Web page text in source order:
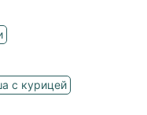
с курицей